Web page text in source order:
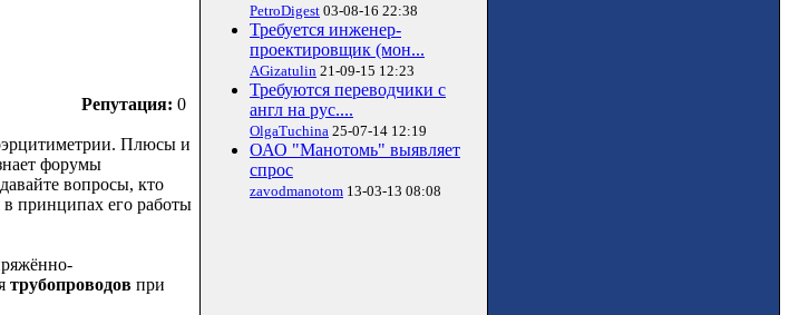
Репутация: 0
Плюсы и
форумы
вопросы, кто
в принципах его работы
трубопроводов при
PetroDigest 03-08-16 22:38
Требуется инженер-
проектировщик (мон...
AGizatulin 21-09-15 12:23
Требуются переводчики с
англ на рус....
OlgaTuchina 25-07-14 12:19
ОАО "Манотомь" выявляет
спрос
zavodmanotom 13-03-13 08:08